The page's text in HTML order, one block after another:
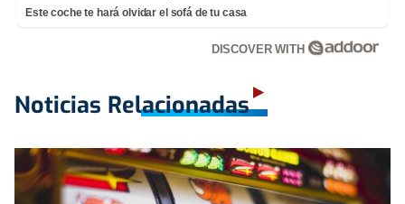
Este coche te hará olvidar el sofá de tu casa
DISCOVER WITH
Noticias Relacionadas